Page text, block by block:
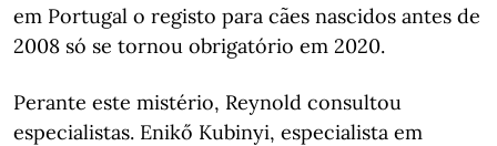
em Portugal o registo para cães nascidos antes de
2008 só se tornou obrigatório em 2020.
Perante este mistério, Reynold consultou
especialistas. Enikő Kubinyi, especialista em